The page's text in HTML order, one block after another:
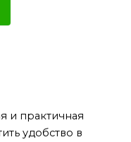
и практичная
удобство в